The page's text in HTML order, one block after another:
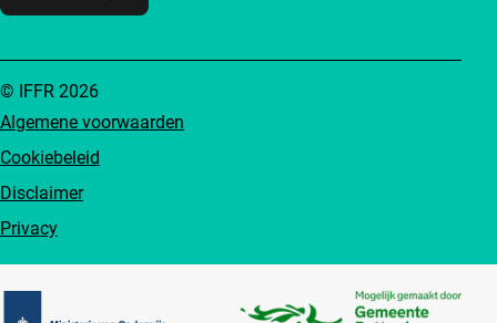
Algemene voorwaarden
Cookiebeleid
Disclaimer
Privacy
© IFFR 2026